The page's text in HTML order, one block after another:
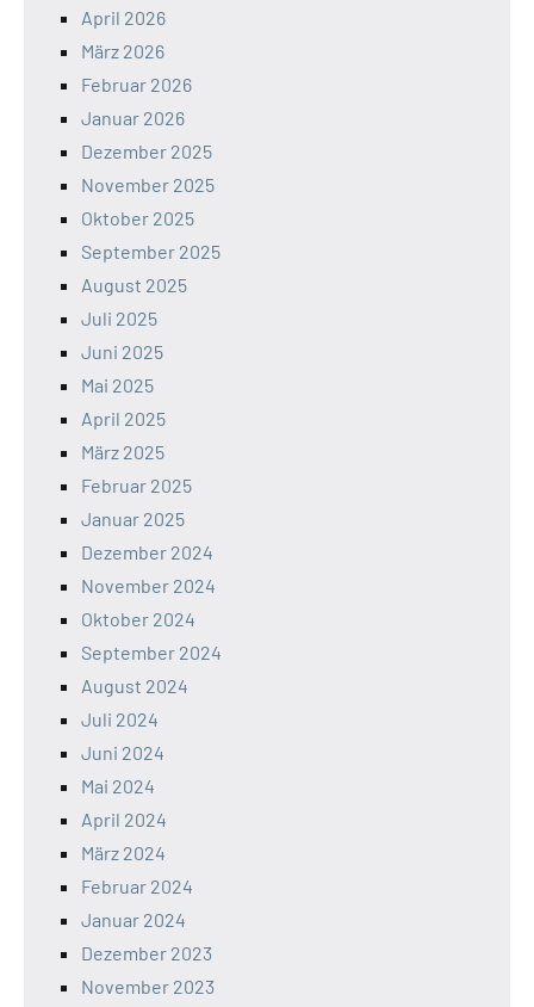
April 2026
März 2026
Februar 2026
Januar 2026
Dezember 2025
November 2025
Oktober 2025
September 2025
August 2025
Juli 2025
Juni 2025
Mai 2025
April 2025
März 2025
Februar 2025
Januar 2025
Dezember 2024
November 2024
Oktober 2024
September 2024
August 2024
Juli 2024
Juni 2024
Mai 2024
April 2024
März 2024
Februar 2024
Januar 2024
Dezember 2023
November 2023